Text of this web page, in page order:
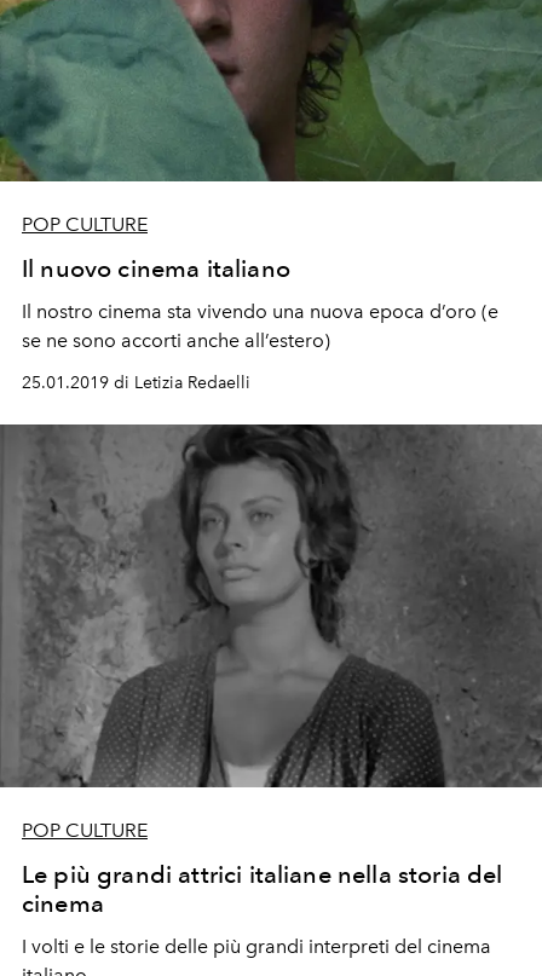
POP CULTURE
Il nuovo cinema italiano
Il nostro cinema sta vivendo una nuova epoca d’oro (e
se ne sono accorti anche all’estero)
25.01.2019 di Letizia Redaelli
POP CULTURE
Le più grandi attrici italiane nella storia del
cinema
I volti e le storie delle più grandi interpreti del cinema